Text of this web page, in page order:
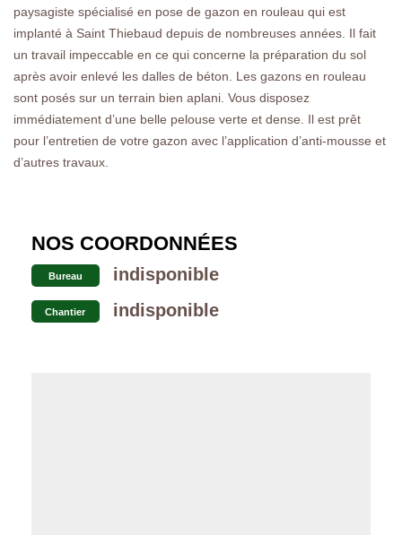
paysagiste spécialisé en pose de gazon en rouleau qui est
implanté à Saint Thiebaud depuis de nombreuses années. Il fait
un travail impeccable en ce qui concerne la préparation du sol
après avoir enlevé les dalles de béton. Les gazons en rouleau
sont posés sur un terrain bien aplani. Vous disposez
immédiatement d’une belle pelouse verte et dense. Il est prêt
pour l’entretien de votre gazon avec l’application d’anti-mousse et
d’autres travaux.
NOS COORDONNÉES
Bureau indisponible
Chantier indisponible